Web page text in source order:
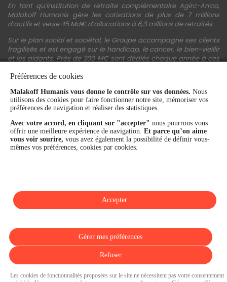
En tant qu’institution de retraite complémentaire Agirc-Arrco,
Malakoff Humanis gère les cotisations de plus de 7 millions
d’actifs et verse 45 Md€ d’allocations à 6,3 millions de retraités.
Sur le plan social et sociétal, le Groupe accompagne ses clients
fragilisés et est engagé sur le handicap, le cancer, le bien-vieillir
et les aidants. Près de 200 M€ sont dédiés chaque année à ces
financière et la performance du Groupe sont confirmées par une
notation A+ attribuée depuis 4 ans par S&P Global Ratings et
Fitch Ratings. Sur les plans extra-financiers, Malakoff Humanis
figure parmi les 2% des entreprises les mieux notées au monde
en matière de critères RSE (Ecovadis, niveau Gold - 81/100 en
2026). Enfin, Malakoff Humanis est certifié Top Employer France
par le Top Employers Institute depuis 3 ans.
Préférences de cookies
Malakoff Humanis vous donne le contrôle sur vos données. Nous
utilisons des cookies pour faire fonctionner notre site, mémoriser vos
préférences de navigation et réaliser des statistiques.
Avec votre accord, en cliquant sur "accepter" nous pourrons vous
offrir une meilleure expérience de navigation. Et parce qu’on aime
vous voir sourire, vous avez également la possibilité de définir vous-
mêmes vos préférences, cookies par cookies.
Les cookies de fonctionnalités proposées sur le site ne nécessitent pas votre consentement
Refuser
Gérer mes préférences
Accepter